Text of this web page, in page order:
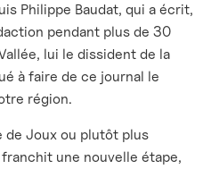
Philippe Baudat, qui a écrit,
pendant plus de 30
lui le dissident de la
à faire de ce journal le
région.
de Joux ou plutôt plus
une nouvelle étape,